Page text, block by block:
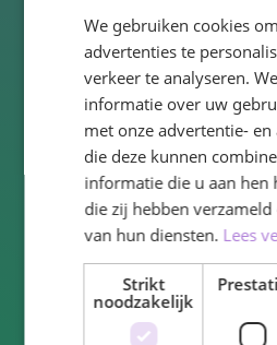
Samenwerken in
om innovatieve
realiseren.
In het profiel Virtual
ontwikkel je zowel je
een toekomst vol
We gebruiken cookies
advertenties te
verkeer te analyseren.
informatie over uw
met onze advertentie-
die deze kunnen
informatie die u aan hen
die zij hebben
van hun diensten. Lees
Strikt
noodzakelijk